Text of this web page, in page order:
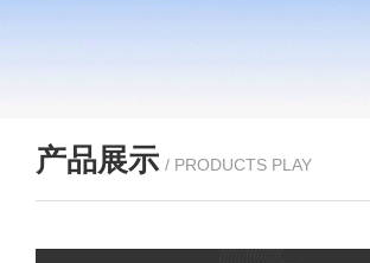
产品展示 / PRODUCTS PLAY